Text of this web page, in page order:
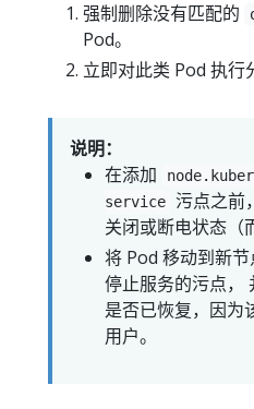
强制删除没有匹配的
Pod。
立即对此类 Pod 执行
说明：
在添加
service
污点之前
关闭或断电状态（
将 Pod 移动到新
停止服务的污点，
是否已恢复，因为
用户。